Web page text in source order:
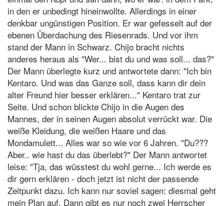
in den er unbedingt hineinwollte. Allerdings in einer
denkbar ungünstigen Position. Er war gefesselt auf der
ebenen Überdachung des Riesenrads. Und vor ihm
stand der Mann in Schwarz. Chijo bracht nichts
anderes heraus als "Wer... bist du und was soll... das?"
Der Mann überlegte kurz und antwortete dann: "Ich bin
Kentaro. Und was das Ganze soll, dass kann dir dein
alter Freund hier besser erklären..." Kentaro trat zur
Seite. Und schon blickte Chijo in die Augen des
Mannes, der in seinen Augen absolut verrückt war. Die
weiße Kleidung, die weißen Haare und das
Mondamulett... Alles war so wie vor 6 Jahren. "Du???
Aber.. wie hast du das überlebt?" Der Mann antwortet
leise: "Tja, das wüsstest du wohl gerne... Ich werde es
dir gern erklären - doch jetzt ist nicht der passende
Zeitpunkt dazu. Ich kann nur soviel sagen: diesmal geht
mein Plan auf. Dann gibt es nur noch zwei Herrscher